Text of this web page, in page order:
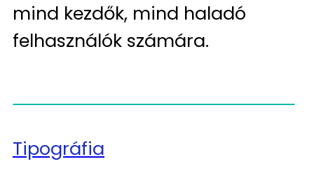
mind kezdők, mind haladó
felhasználók számára.
Tipográfia